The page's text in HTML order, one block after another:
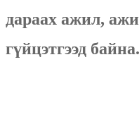
дараах ажил,
гүйцэтгээд байна.